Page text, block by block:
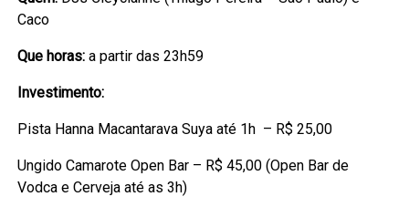
Caco
Que horas: a partir das 23h59
Investimento:
Pista Hanna Macantarava Suya até 1h – R$ 25,00
Ungido Camarote Open Bar – R$ 45,00 (Open Bar de
Vodca e Cerveja até as 3h)